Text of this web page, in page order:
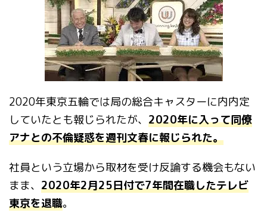
2020年東京五輪では局の総合キャスターに内内定
していたとも報じられたが、 2020年に入って同僚
アナとの不倫疑惑を週刊文春に報じられた。
社員という立場から取材を受け反論する機会もない
まま、 2020年2月25日付で7年間在職したテレビ
東京を退職。